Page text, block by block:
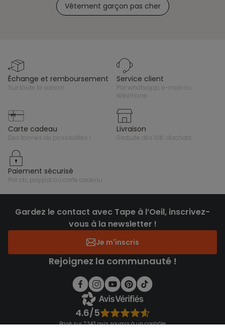
Vêtement garçon pas cher
échange et remboursement
sur toute la saison
service client
par whatsapp, e-mail ou
téléphone
carte cadeau
des tonnes de possibilités !
livraison
gratuite dès 10€ d'achats
paiement sécurisé
par cb, paypal ou carte cadeau
Gardez le contact avec Tape à l’Oeil, inscrivez-
vous à la newsletter !
Je m'inscris
Rejoignez la communauté !
4.6/5
Basé sur 7 343 avis soumis à un contrôle